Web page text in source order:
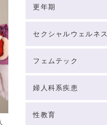
更年期
セクシャルウェルネス
フェムテック
婦人科系疾患
性教育